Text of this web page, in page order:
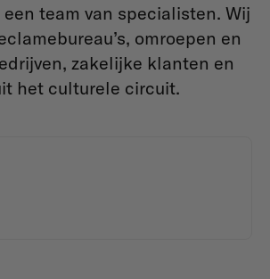
team van specialisten. Wij
omroepen en
zakelijke klanten en
het culturele circuit.